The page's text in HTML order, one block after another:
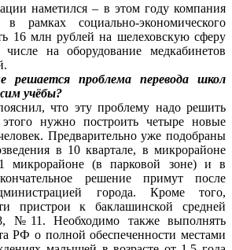
наметился – в этом году компания
рамках социально-экономического
16 млн рублей на шелеховскую сферу
на оборудование медкабинетов
проблема перевода школ
учёбы?
что эту проблему надо решить
нужно построить четыре новые
Предварительно уже подобраны
в 10 квартале, в микрорайоне
микрорайоне (в парковой зоне) и в
решение примут после
города. Кроме того,
пристрои к баклашинской средней
Необходимо также выполнять
РФ о полной обеспеченности местами